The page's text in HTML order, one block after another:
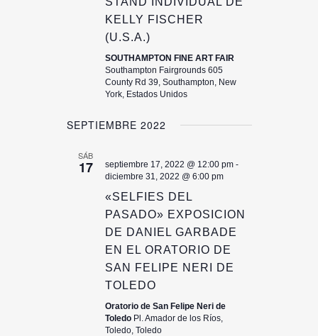
KELLY FISCHER
(U.S.A.)
SOUTHAMPTON FINE ART FAIR
Southampton Fairgrounds 605
County Rd 39, Southampton, New
York, Estados Unidos
SEPTIEMBRE 2022
SÁB
17 septiembre 17, 2022 @ 12:00 pm-
diciembre 31, 2022 @ 6:00 pm
«SELFIES DEL
PASADO» EXPOSICION
DE DANIEL GARBADE
EN EL ORATORIO DE
SAN FELIPE NERI DE
TOLEDO
Oratorio de San Felipe Neri de
Toledo Pl. Amador de los Ríos,
Toledo, Toledo